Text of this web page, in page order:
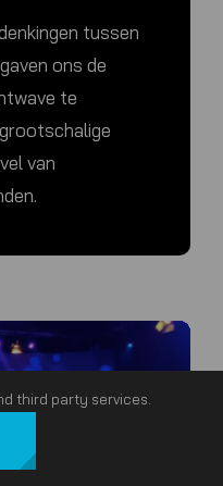
tussen
ons de
te
van
third party services.